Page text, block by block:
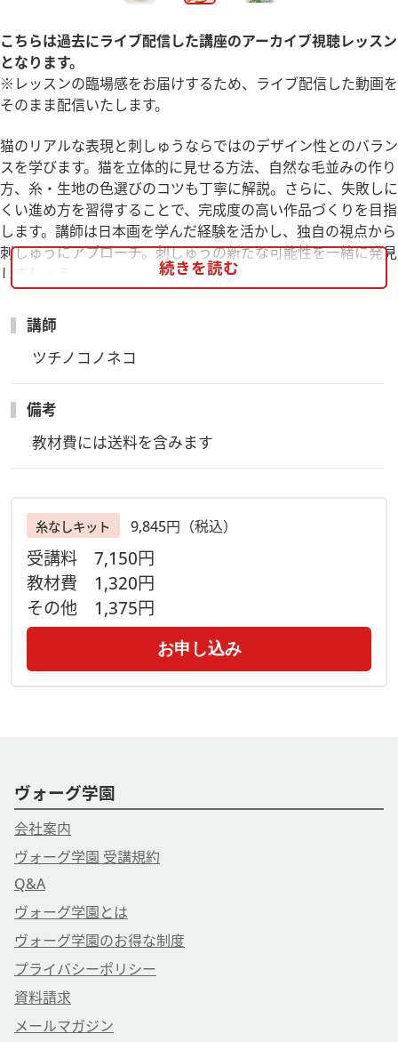
こちらは過去にライブ配信した講座のアーカイブ視聴レッスン
となります。
※レッスンの臨場感をお届けするため、ライブ配信した動画を
そのまま配信いたします。
猫のリアルな表現と刺しゅうならではのデザイン性とのバラン
スを学びます。猫を立体的に見せる方法、自然な毛並みの作り
方、糸・生地の色選びのコツも丁寧に解説。さらに、失敗しに
くい進め方を習得することで、完成度の高い作品づくりを目指
します。講師は日本画を学んだ経験を活かし、独自の視点から
刺しゅうにアプローチ。刺しゅうの新たな可能性を一緒に発見
しましょう。
※現在、書籍「うちのコ！ねこ刺しゅう」が品切れとなってお
り、本付きキットの受付を停止しております
※こちらの講座は複数受講割引対象外、入学金不要の講座とな
※一部印刷物にて運営維持費が165円／回となっておりました
が4/1以降の講座より275円／回となります。
トレーサーかボールペン ・ミリペン(用意が難しければ細い
チャコペン、講師は0.1mmのミリペンを使用) ・鏡 ・ボン
ド ・爪楊枝(5本くらい) ・洗濯バサミ(数個)
＊＊＊＊＊＊＊＊＊＊＊＊＊
【届けするもの】
通常キット：刺しゅう糸 24色、シーチング、接着芯、図案
コピー
なります。
【お申込締め切りや発送について】
定。
※それ以降はお申込完了後7～10以内に発送となります。
・お申込は4/30迄を予定しております。
※材料が無くなり次第、受付終了となります。
【アーカイブ配信視聴期間】
続きを読む
講師
ツチノコノネコ
備考
教材費には送料を含みます
糸なしキット 9,845円（税込）
受講料 7,150円
教材費 1,320円
その他 1,375円
お申し込み
ヴォーグ学園
会社案内
ヴォーグ学園 受講規約
Q&A
ヴォーグ学園とは
ヴォーグ学園のお得な制度
プライバシーポリシー
資料請求
メールマガジン